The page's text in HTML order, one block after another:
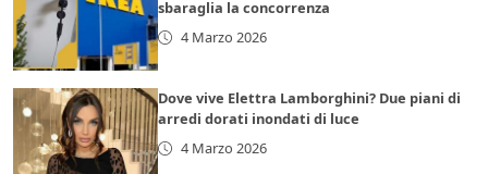
sbaraglia la concorrenza
4 Marzo 2026
Dove vive Elettra Lamborghini? Due piani di
arredi dorati inondati di luce
4 Marzo 2026